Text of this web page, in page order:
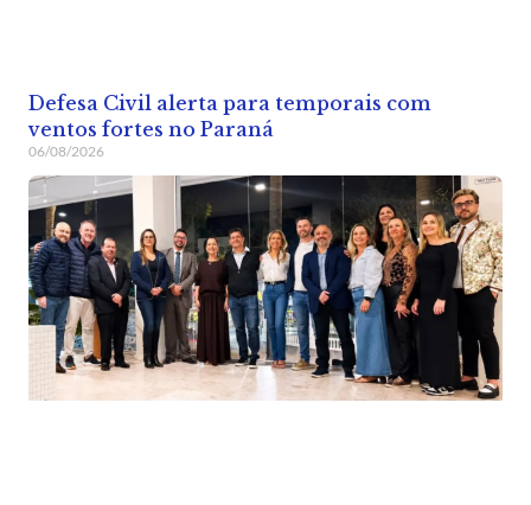
Defesa Civil alerta para temporais com
ventos fortes no Paraná
06/08/2026